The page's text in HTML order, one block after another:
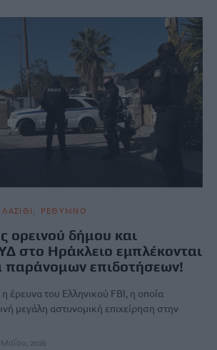
ΛΑΣΙΘΙ ΡΕΘΥΜΝΟ
ορεινού δήμου και
στο Ηράκλειο εμπλέκονται
παράνομων επιδοτήσεων!
έρευνα του Ελληνικού FBI, η οποία
μεγάλη αστυνομική επιχείρηση στην
Μαΐου, 2026